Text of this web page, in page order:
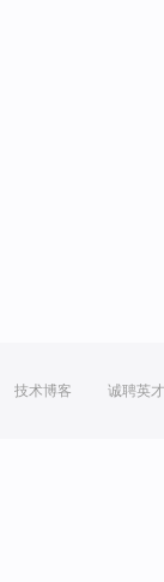
技术博客 诚聘英才